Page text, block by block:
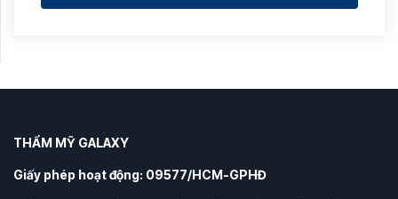
THẨM MỸ GALAXY
Giấy phép hoạt động: 09577/HCM-GPHĐ